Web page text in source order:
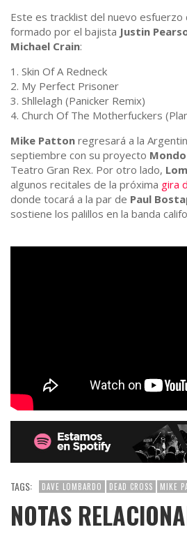
Este es tracklist del nuevo esfuerzo
formado por el bajista Justin
Michael Crain:
1. Skin Of A Redneck
2. My Perfect Prisoner
3. Shllelagh (Panicker Remix)
4. Church Of The Motherfuckers
Mike Patton regresará a la
septiembre con su proyecto
Teatro Gran Rex. Por otro lado,
algunos recitales de la próxima gira
donde tocará a la par de Paul
sostiene los palillos en la banda
TAGS: DAVE LOMBARDO DEAD CROSS MIKE
NOTAS